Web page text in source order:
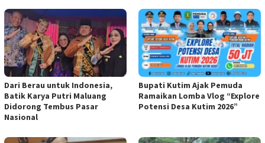
Dari Berau untuk Indonesia,
Batik Karya Putri Maluang
Didorong Tembus Pasar
Nasional
Bupati Kutim Ajak Pemuda
Ramaikan Lomba Vlog “Explore
Potensi Desa Kutim 2026”